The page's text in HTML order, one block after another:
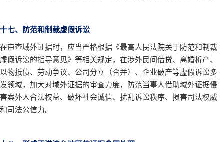
十七、防范和制裁虚假诉讼
在审查域外证据时，应当严格根据《最高人民法院关于防范和制裁
虚假诉讼的指导意见》等相关规定，在涉外民间借贷、离婚析产、
以物抵债、劳动争议、公司分立（合并）、企业破产等虚假诉讼多
发领域，加大对域外证据的审查力度，防范当事人借助域外证据侵
害案外人合法权益、破坏社会诚信、扰乱诉讼秩序、损害司法权威
和司法公信力。